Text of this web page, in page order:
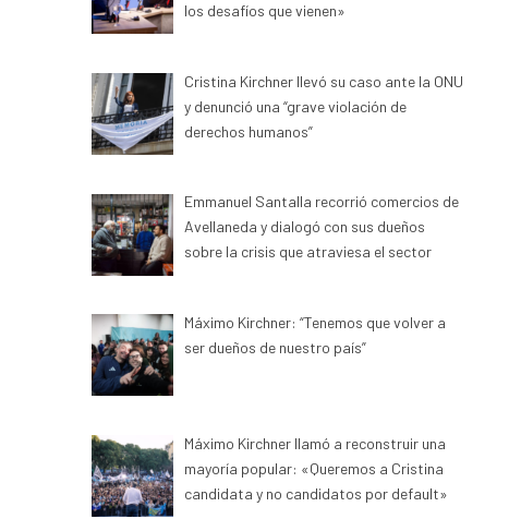
los desafíos que vienen»
Cristina Kirchner llevó su caso ante la ONU
y denunció una “grave violación de
derechos humanos”
Emmanuel Santalla recorrió comercios de
Avellaneda y dialogó con sus dueños
sobre la crisis que atraviesa el sector
Máximo Kirchner: “Tenemos que volver a
ser dueños de nuestro país”
Máximo Kirchner llamó a reconstruir una
mayoría popular: «Queremos a Cristina
candidata y no candidatos por default»